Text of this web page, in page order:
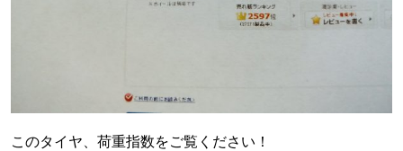
このタイヤ、荷重指数をご覧ください！